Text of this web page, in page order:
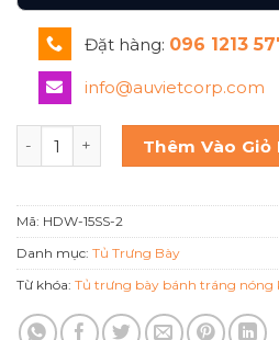
Đặt hàng: 096 1213
info@auvietcorp.com
Tủ trưng bày bánh nóng kính
Thêm Vào Giỏ
Mã: HDW-15SS-2
Danh mục: Tủ Trưng Bày
Từ khóa: Tủ trưng bày bánh tráng nóng